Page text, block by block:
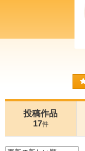
投稿作品
17件